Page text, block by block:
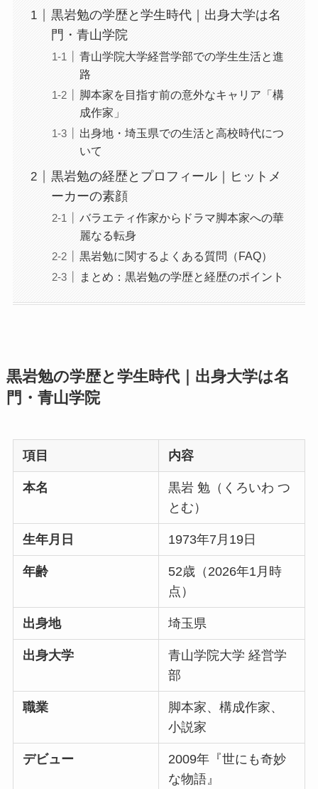
黒岩勉の学歴と学生時代｜出身大学は名
門・青山学院
青山学院大学経営学部での学生生活と進
路
脚本家を目指す前の意外なキャリア「構
成作家」
出身地・埼玉県での生活と高校時代につ
いて
黒岩勉の経歴とプロフィール｜ヒットメ
ーカーの素顔
バラエティ作家からドラマ脚本家への華
麗なる転身
黒岩勉に関するよくある質問（FAQ）
まとめ：黒岩勉の学歴と経歴のポイント
黒岩勉の学歴と学生時代｜出身大学は名
門・青山学院
項目 内容
本名
黒岩 勉（くろいわ つ
とむ）
生年月日 1973年7月19日
年齢
52歳（2026年1月時
点）
出身地 埼玉県
出身大学
青山学院大学 経営学
部
職業
脚本家、構成作家、
小説家
デビュー
2009年『世にも奇妙
な物語』